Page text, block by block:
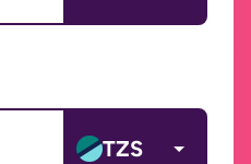
TZS